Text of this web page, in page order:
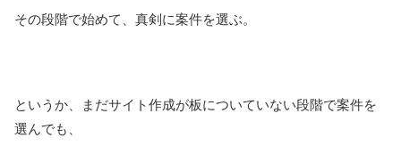
その段階で始めて、真剣に案件を選ぶ。
というか、まだサイト作成が板についていない段階で案件を
選んでも、